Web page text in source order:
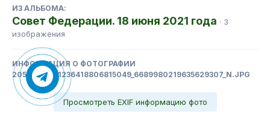
ИЗ АЛЬБОМА:
Совет Федерации. 18 июня 2021 года · 3
изображения
ИНФОРМАЦИЯ О ФОТОГРАФИИ
205938884_1236418806815049_6689980219635629307_N.JPG
Просмотреть EXIF информацию фото